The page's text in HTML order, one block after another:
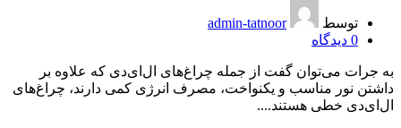
توسط
admin-tatnoor
0 دیدگاه
به جرات می‌توان گفت از جمله چراغ‌های ال‌ای‌دی که علاوه بر
داشتن نور مناسب و یکنواخت، مصرف انرژی کمی دارند، چراغ‌های
ال‌ای‌دی خطی هستند....